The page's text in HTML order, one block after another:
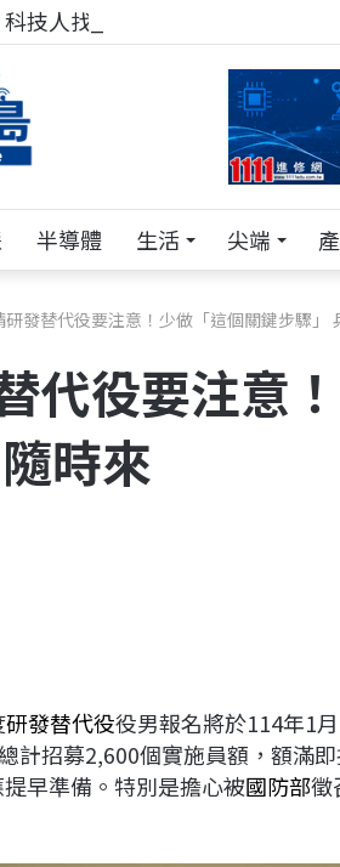
科技人找工作，就到TECH+ 科技專
半導體 生活 尖端
研發替代役要注意！少做「這個關鍵步驟」
代役要注意
時來
研發替代役役男報名將於114年1
計招募2,600個實施員額，額滿
提早準備。特別是擔心被國防部徵